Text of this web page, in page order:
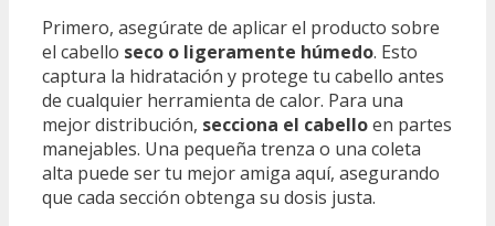
Primero, asegúrate de aplicar el producto sobre
el cabello seco o ligeramente húmedo. Esto
captura la hidratación y protege tu cabello antes
de cualquier herramienta de calor. Para una
mejor distribución, secciona el cabelloen partes
manejables. Una pequeña trenza o una coleta
alta puede ser tu mejor amiga aquí, asegurando
que cada sección obtenga su dosis justa.